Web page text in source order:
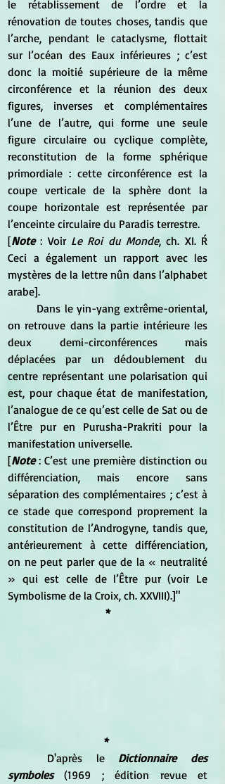
le rétablissement de l’ordre et la
rénovation de toutes choses, tandis que
l’arche, pendant le cataclysme, flottait
sur l’océan des Eaux inférieures ; c’est
donc la moitié supérieure de la même
circonférence et la réunion des deux
figures, inverses et complémentaires
l’une de l’autre, qui forme une seule
figure circulaire ou cyclique complète,
reconstitution de la forme sphérique
primordiale : cette circonférence est la
coupe verticale de la sphère dont la
coupe horizontale est représentée par
l’enceinte circulaire du Paradis terrestre.
[Note : Voir Le Roi du Monde, ch. XI. Ŕ
Ceci a également un rapport avec les
mystères de la lettre nûn dans l’alphabet
arabe].
on retrouve dans la partie intérieure les
deux demi-circonférences mais
déplacées par un dédoublement du
centre représentant une polarisation qui
est, pour chaque état de manifestation,
l’analogue de ce qu’est celle de Sat ou de
l’Être pur en Purusha-Prakriti pour la
manifestation universelle.
[Note : C’est une première distinction ou
différenciation, mais encore sans
séparation des complémentaires ; c’est à
ce stade que correspond proprement la
constitution de l’Androgyne, tandis que,
antérieurement à cette différenciation,
on ne peut parler que de la « neutralité
» qui est celle de l’Être pur (voir Le
Symbolisme de la Croix, ch. XXVIII).]"
*
*
	D'après le
Dictionnaire des
symboles (1969 ; édition revue et